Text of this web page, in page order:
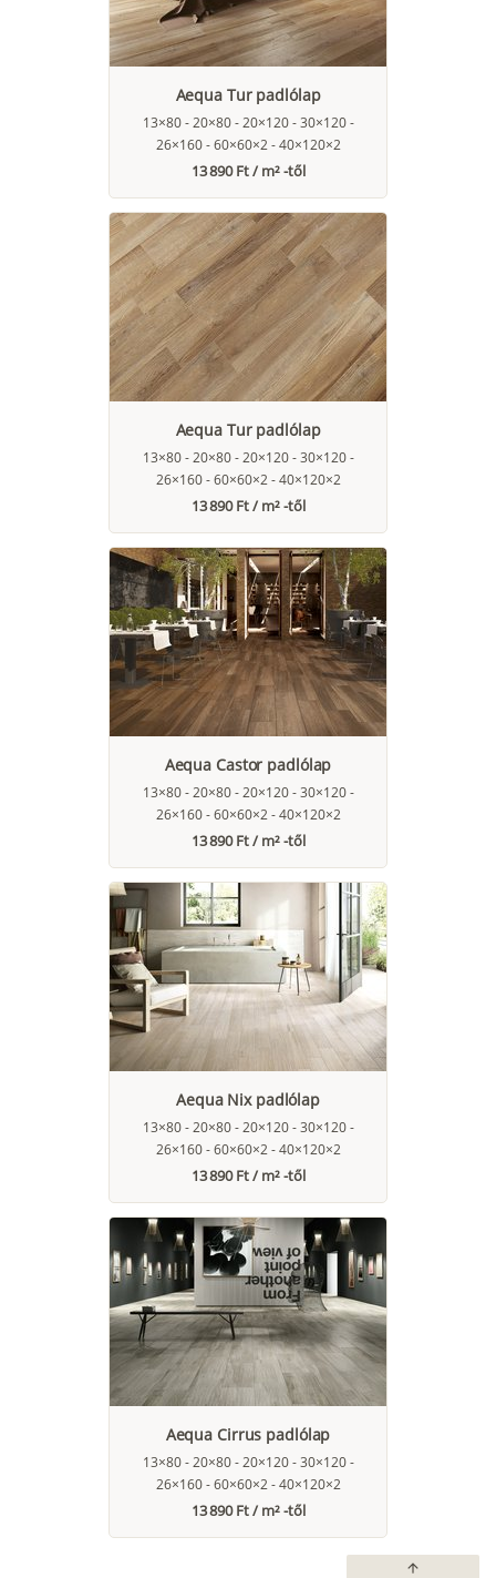
Aequa Tur padlólap
13×80 - 20×80 - 20×120 - 30×120 -
26×160 - 60×60×2 - 40×120×2
13 890 Ft / m² -től
Aequa Tur padlólap
13×80 - 20×80 - 20×120 - 30×120 -
26×160 - 60×60×2 - 40×120×2
13 890 Ft / m² -től
Aequa Castor padlólap
13×80 - 20×80 - 20×120 - 30×120 -
26×160 - 60×60×2 - 40×120×2
13 890 Ft / m² -től
Aequa Nix padlólap
13×80 - 20×80 - 20×120 - 30×120 -
26×160 - 60×60×2 - 40×120×2
13 890 Ft / m² -től
Aequa Cirrus padlólap
13×80 - 20×80 - 20×120 - 30×120 -
26×160 - 60×60×2 - 40×120×2
13 890 Ft / m² -től
arrow_upward